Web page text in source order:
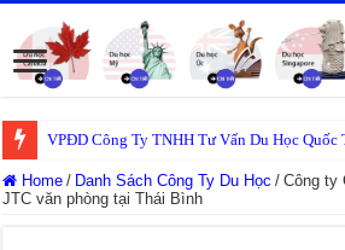
VPĐD Công Ty TNHH Tư Vấn Du Học
Home / Danh Sách Công Ty Du Học / Công ty
JTC văn phòng tại Thái Bình